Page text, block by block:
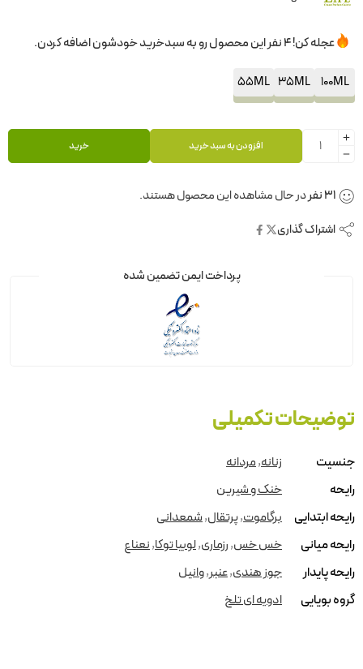
عجله کن! 4 نفر این محصول رو به سبدخرید خودشون اضافه کردن.
100ML
35ML
55ML
افزودن به سبد خرید خرید
31نفردر حال مشاهده این محصول هستند.
اشتراک گذاری
پرداخت ایمن تضمین شده
توضیحات تکمیلی
جنسیت زنانه,مردانه
رایحه
خنک و شیرین
رایحه ابتدایی
برگاموت,پرتقال,شمعدانی
رایحه میانی
خس خس,رزماری,لوبیا توکا,نعناع
رایحه پایدار
جوز هندی,عنبر,وانیل
گروه بویایی
ادویه ای تلخ